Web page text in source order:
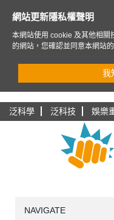
泛科學 泛科技 娛樂
NAVIGATE
網站更新隱私權聲明
本網站使用 cookie 及其他相關
的網站，您確認並同意本網站
我